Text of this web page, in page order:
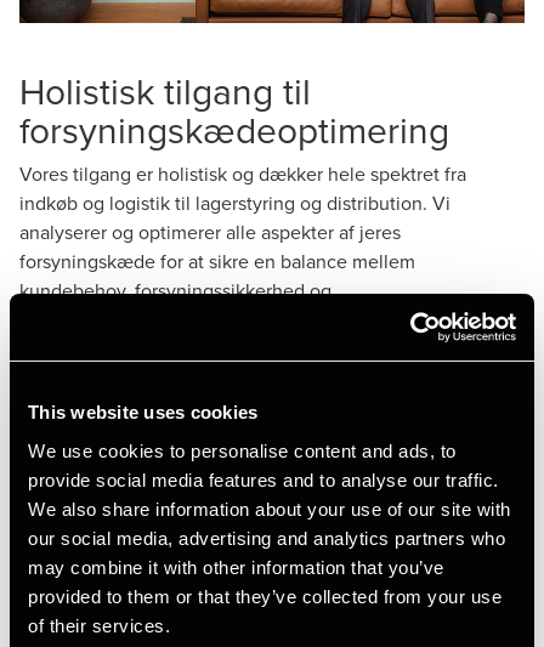
This website uses cookies
We use cookies to personalise content and ads, to
provide social media features and to analyse our traffic.
We also share information about your use of our site with
our social media, advertising and analytics partners who
may combine it with other information that you’ve
provided to them or that they’ve collected from your use
of their services.
Holistisk tilgang til
forsyningskædeoptimering
Vores tilgang er holistisk og dækker hele spektret fra
indkøb og logistik til lagerstyring og distribution. Vi
analyserer og optimerer alle aspekter af jeres
forsyningskæde for at sikre en balance mellem
kundebehov, forsyningssikkerhed og
omkostningseffektivitet. Ved at anvende de nyeste
teknologier og bedste praksisser designer vi processer, der
forbedrer ydeevnen på tværs af hele virksomheden.
Integreret strategisk og
praktisk rådgivning
Det unikke ved BDO er vores evne til at integrere strategisk
rådgivning med praktisk implementering. Vi foreslår ikke
blot ændringer; vi hjælper også med implementeringen og